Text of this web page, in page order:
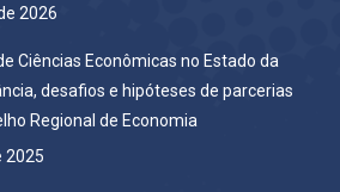
2026
Ciências Econômicas no Estado da
desafios e hipóteses de parcerias
Regional de Economia
2025